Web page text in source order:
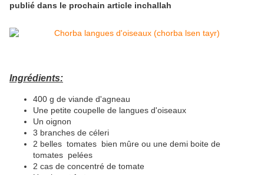
publié dans le prochain article inchallah
Ingrédients:
400 g de viande d'agneau
Une petite coupelle de langues d'oiseaux
Un oignon
3 branches de céleri
2 belles tomates bien mûre ou une demi boite de
tomates pelées
2 cas de concentré de tomate